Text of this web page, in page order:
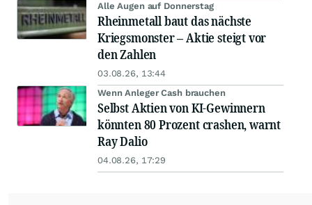
Alle Augen auf Donnerstag
Rheinmetall baut das nächste
Kriegsmonster – Aktie steigt vor
den Zahlen
03.08.26, 13:44
Wenn Anleger Cash brauchen
Selbst Aktien von KI-Gewinnern
könnten 80 Prozent crashen, warnt
Ray Dalio
04.08.26, 17:29